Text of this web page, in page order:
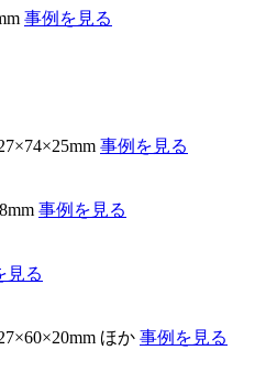
事例を見る
事例を見る
事例を見る
見る
ほか 事例を見る